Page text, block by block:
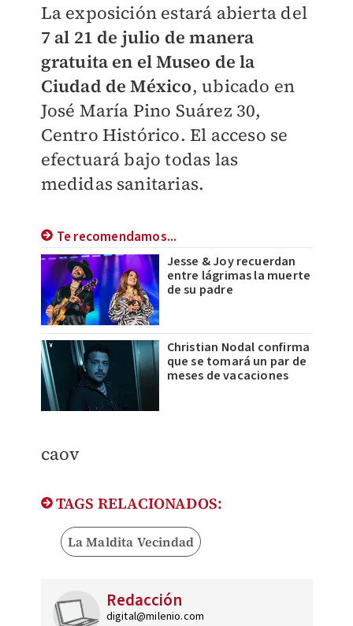
La exposición estará abierta del
7 al 21 de julio de manera
gratuita en el Museo de la
Ciudad de México, ubicado en
José María Pino Suárez 30,
Centro Histórico. El acceso se
efectuará bajo todas las
medidas sanitarias.
Te recomendamos...
Jesse & Joy recuerdan
entre lágrimas la muerte
de su padre
Christian Nodal confirma
que se tomará un par de
meses de vacaciones
caov
TAGS RELACIONADOS:
La Maldita Vecindad
Redacción
digital@milenio.com